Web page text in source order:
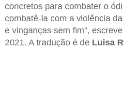
concretos para combater o
combatê-la com a violência
e vinganças sem fim”,
2021. A tradução é de Luisa